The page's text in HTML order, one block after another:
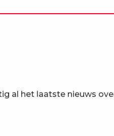
al het laatste nieuws